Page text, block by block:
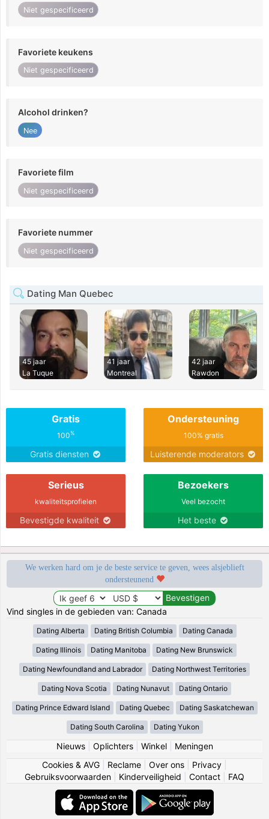
Niet gespecificeerd
Favoriete keukens
Niet gespecificeerd
Alcohol drinken?
Nee
Favoriete film
Niet gespecificeerd
Favoriete nummer
Niet gespecificeerd
Dating Man Quebec
45 jaar
La Tuque
41 jaar
Montreal
42 jaar
Rawdon
Gratis
100%
Gratis diensten
Ondersteuning
100% gratis
Luisterende moderators
Serieus
kwaliteitsprofielen
Bevestigde kwaliteit
Bezoekers
Veel bezocht
Het beste
We werken hard om je de beste service te geven, wees alsjeblieft
ondersteunend
Vind singles in de gebieden van: Canada
Dating Alberta Dating British Columbia Dating Canada
Dating Illinois Dating Manitoba Dating New Brunswick
Dating Newfoundland and Labrador Dating Northwest Territories
Dating Nova Scotia Dating Nunavut Dating Ontario
Dating Prince Edward Island Dating Quebec Dating Saskatchewan
Dating South Carolina Dating Yukon
Nieuws| Oplichters| Winkel| Meningen
Cookies & AVG
Reclame Over ons Privacy
Gebruiksvoorwaarden
Kinderveiligheid Contact FAQ